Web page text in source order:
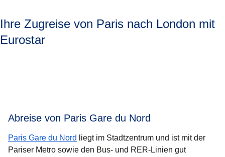
Ihre Zugreise von Paris nach London mit
Eurostar
Abreise von Paris Gare du Nord
Paris Gare du Nord
liegt im Stadtzentrum und ist mit der
Pariser Metro sowie den Bus- und RER-Linien gut